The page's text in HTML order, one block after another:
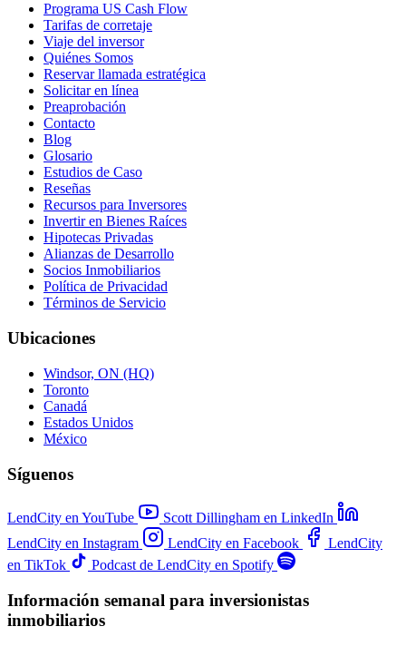
Programa US Cash Flow
Tarifas de corretaje
Viaje del inversor
Quiénes Somos
Reservar llamada estratégica
Solicitar en línea
Preaprobación
Contacto
Blog
Glosario
Estudios de Caso
Reseñas
Recursos para Inversores
Invertir en Bienes Raíces
Hipotecas Privadas
Alianzas de Desarrollo
Socios Inmobiliarios
Política de Privacidad
Términos de Servicio
Ubicaciones
Windsor, ON (HQ)
Toronto
Canadá
Estados Unidos
México
Síguenos
LendCity en YouTube
Scott Dillingham en LinkedIn
LendCity en Instagram
LendCity en Facebook
LendCity
en TikTok
Podcast de LendCity en Spotify
Información semanal para inversionistas
inmobiliarios